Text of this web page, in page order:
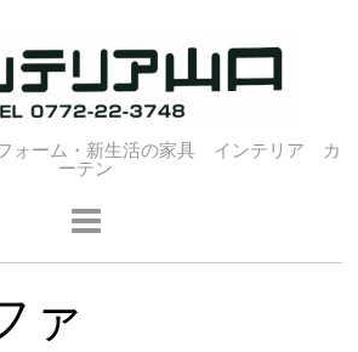
ォーム・新生活の家具 インテリア カ
ーテン
ァ